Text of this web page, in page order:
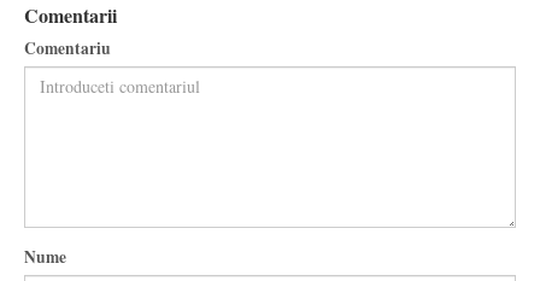
Comentarii
Comentariu
Nume